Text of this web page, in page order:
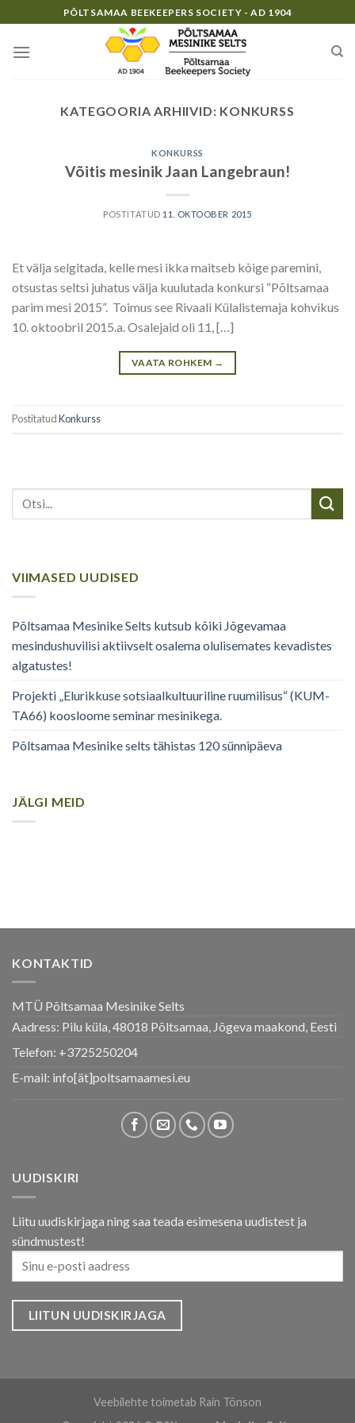
to
content
PÕLTSAMAA BEEKEEPERS SOCIETY - AD 1904
KATEGOORIA ARHIIVID: KONKURSS
VIIMASED UUDISED
Põltsamaa Mesinike Selts kutsub kõiki Jõgevamaa
mesindushuvilisi aktiivselt osalema olulisemates kevadistes
algatustes!
Projekti „Elurikkuse sotsiaalkultuuriline ruumilisus“ (KUM-
TA66) koosloome seminar mesinikega.
Põltsamaa Mesinike selts tähistas 120 sünnipäeva
JÄLGI MEID
KONKURSS
Võitis mesinik Jaan Langebraun!
POSTITATUD 11. OKTOOBER 2015
Et välja selgitada, kelle mesi ikka maitseb kõige paremini,
otsustas seltsi juhatus välja kuulutada konkursi “Põltsamaa
parim mesi 2015”. Toimus see Rivaali Külalistemaja kohvikus
10. oktoobril 2015.a. Osalejaid oli 11, […]
VAATA ROHKEM →
PostitatudKonkurss
KONTAKTID
MTÜ Põltsamaa Mesinike Selts
Aadress: Pilu küla, 48018 Põltsamaa, Jõgeva maakond, Eesti
Telefon: +3725250204
E-mail: info[ät]poltsamaamesi.eu
UUDISKIRI
Liitu uudiskirjaga ning saa teada esimesena uudistest ja
sündmustest!
Veebilehte toimetab Rain Tõnson